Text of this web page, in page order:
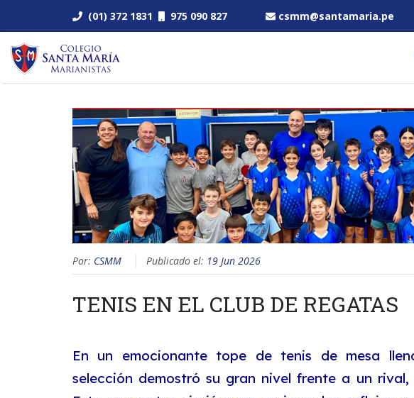
(01) 372 1831 975 090 827 csmm@santamaria.pe
Por: CSMM Publicado el: 19 Jun 2026
TENIS EN EL CLUB DE REGATAS